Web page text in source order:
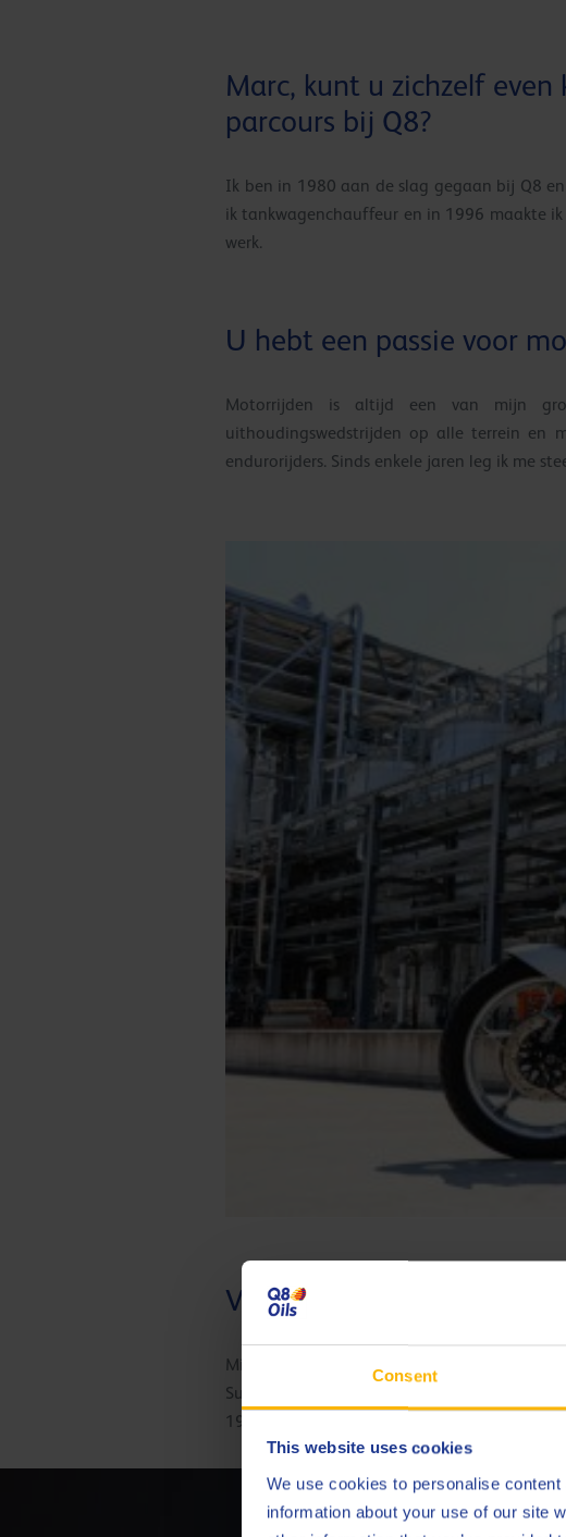
Consent
This website uses cookies
We use cookies to personalise
information about your use of our site
Marc, kunt u zichzelf
parcours bij Q8?
Ik ben in 1980 aan de slag gegaan bij Q8
ik tankwagenchauffeur en in 1996 maakte
werk.
U hebt een passie voor
Motorrijden is altijd een van mijn
uithoudingswedstrijden op alle terrein en
endurorijders. Sinds enkele jaren leg ik me
Vertel ons eens wat meer
Mijn grote liefdes zijn mijn Yamaha Super
Suzuki GSX-R 600 voor op het
198.000 km op de teller.